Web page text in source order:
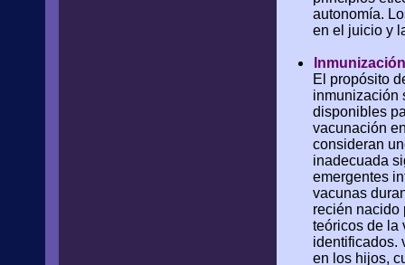
autonomía.
en el juicio y
El propósito
inmunización
disponibles
vacunación
consideran
inadecuada
emergentes
vacunas
recién nacido
teóricos de la
identificados.
en los hijos,